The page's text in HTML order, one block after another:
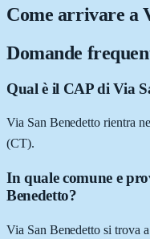
Come arrivare a
Domande
Qual è il CAP di Via
Via San Benedetto rientra
(CT).
In quale comune e
Benedetto?
Via San Benedetto si trova